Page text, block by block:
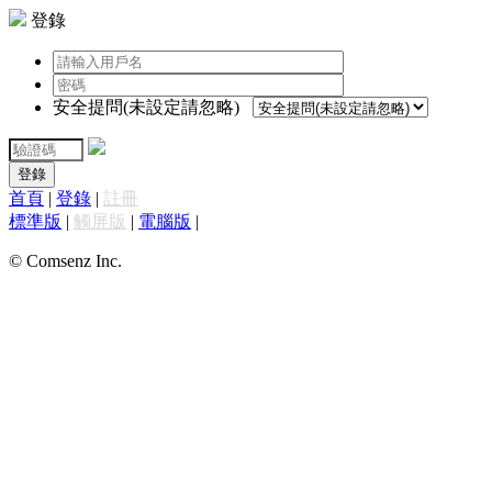
登錄
安全提問(未設定請忽略)
登錄
首頁 | 登錄 | 註冊
標準版 | 觸屏版 | 電腦版 |
© Comsenz Inc.